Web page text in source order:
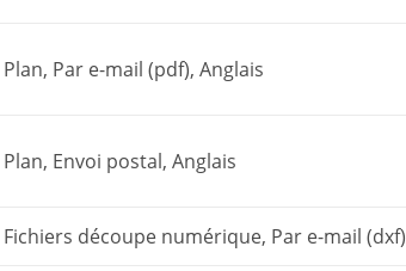
Par e-mail (pdf), Anglais
Envoi postal, Anglais
découpe numérique, Par e-mail (dxf)